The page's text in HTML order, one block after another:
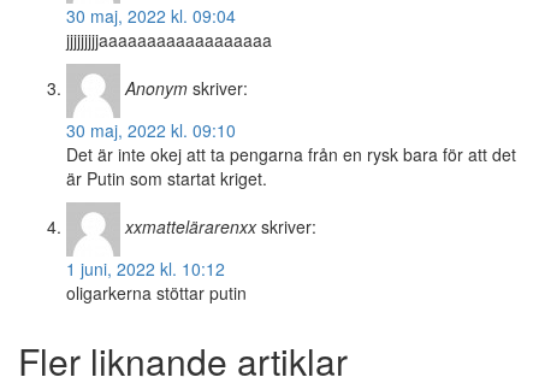
30 maj, 2022 kl. 09:04
jjjjjjjjjaaaaaaaaaaaaaaaaaa
Anonym skriver:
30 maj, 2022 kl. 09:10
Det är inte okej att ta pengarna från en rysk bara för att det
är Putin som startat kriget.
xxmattelärarenxx skriver:
1 juni, 2022 kl. 10:12
oligarkerna stöttar putin
Fler liknande artiklar